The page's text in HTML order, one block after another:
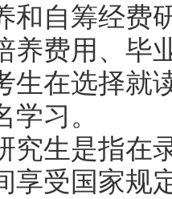
和自筹经费
养费用、毕
生在选择就
习。
生是指在录
享受国家规